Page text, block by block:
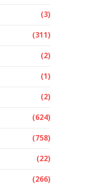
(3)
(311)
(2)
(1)
(2)
(624)
(758)
(22)
(266)